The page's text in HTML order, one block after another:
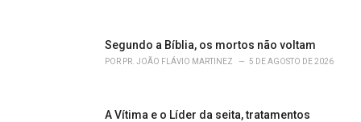
Segundo a Bíblia, os mortos não voltam
POR PR. JOÃO FLÁVIO MARTINEZ 5 DE AGOSTO DE 2026
A Vítima e o Líder da seita, tratamentos